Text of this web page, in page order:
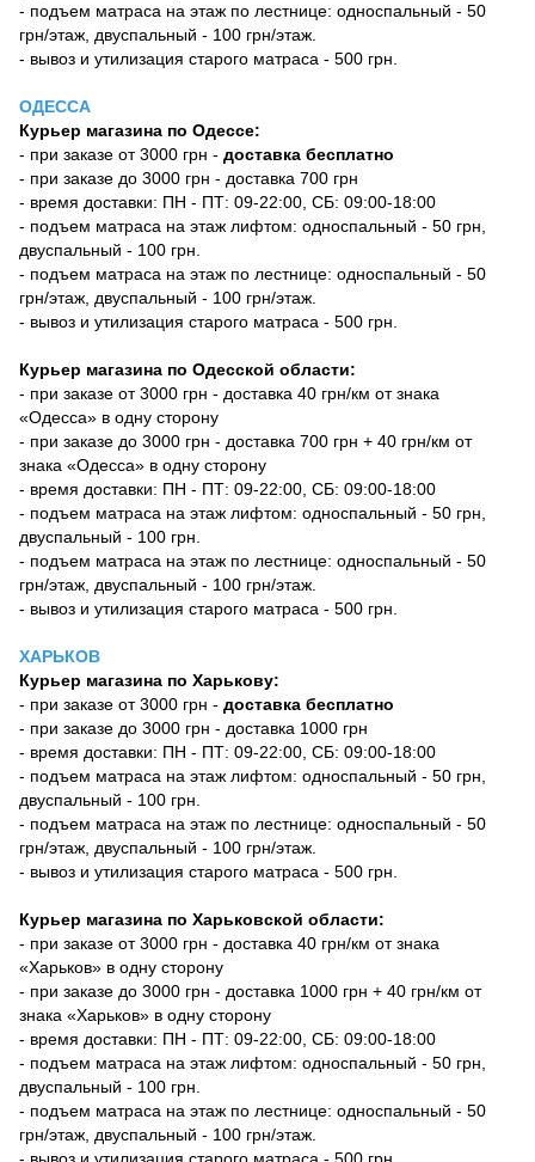
- подъем матраса на этаж по лестнице: односпальный - 50
грн/этаж, двуспальный - 100 грн/этаж.
- вывоз и утилизация старого матраса - 500 грн.
ОДЕССА
Курьер магазина по Одессе:
- при заказе от 3000 грн - доставка бесплатно
- при заказе до 3000 грн - доставка 700 грн
- время доставки: ПН - ПТ: 09-22:00, СБ: 09:00-18:00
- подъем матраса на этаж лифтом: односпальный - 50 грн,
двуспальный - 100 грн.
- подъем матраса на этаж по лестнице: односпальный - 50
грн/этаж, двуспальный - 100 грн/этаж.
- вывоз и утилизация старого матраса - 500 грн.
Курьер магазина по Одесской области:
- при заказе от 3000 грн - доставка 40 грн/км от знака
«Одесса» в одну сторону
- при заказе до 3000 грн - доставка 700 грн + 40 грн/км от
знака «Одесса» в одну сторону
- время доставки: ПН - ПТ: 09-22:00, СБ: 09:00-18:00
- подъем матраса на этаж лифтом: односпальный - 50 грн,
двуспальный - 100 грн.
- подъем матраса на этаж по лестнице: односпальный - 50
грн/этаж, двуспальный - 100 грн/этаж.
- вывоз и утилизация старого матраса - 500 грн.
ХАРЬКОВ
Курьер магазина по Харькову:
- при заказе от 3000 грн - доставка бесплатно
- при заказе до 3000 грн - доставка 1000 грн
- время доставки: ПН - ПТ: 09-22:00, СБ: 09:00-18:00
- подъем матраса на этаж лифтом: односпальный - 50 грн,
двуспальный - 100 грн.
- подъем матраса на этаж по лестнице: односпальный - 50
грн/этаж, двуспальный - 100 грн/этаж.
- вывоз и утилизация старого матраса - 500 грн.
Курьер магазина по Харьковской области:
- при заказе от 3000 грн - доставка 40 грн/км от знака
«Харьков» в одну сторону
- при заказе до 3000 грн - доставка 1000 грн + 40 грн/км от
знака «Харьков» в одну сторону
- время доставки: ПН - ПТ: 09-22:00, СБ: 09:00-18:00
- подъем матраса на этаж лифтом: односпальный - 50 грн,
двуспальный - 100 грн.
- подъем матраса на этаж по лестнице: односпальный - 50
грн/этаж, двуспальный - 100 грн/этаж.